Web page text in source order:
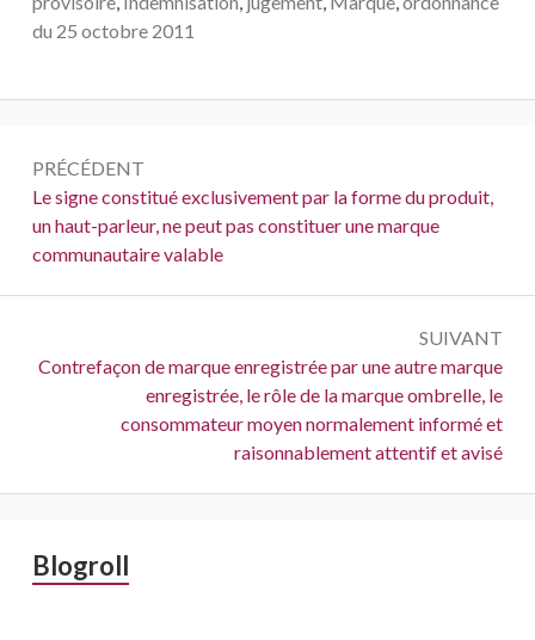
du 25 octobre 2011
de
l’article
PRÉCÉDENT
Précédent :
Le signe constitué exclusivement par la forme du produit,
un haut-parleur, ne peut pas constituer une marque
communautaire valable
SUIVANT
Suivant :
Contrefaçon de marque enregistrée par une autre marque
enregistrée, le rôle de la marque ombrelle, le
consommateur moyen normalement informé et
raisonnablement attentif et avisé
Barre
Blogroll